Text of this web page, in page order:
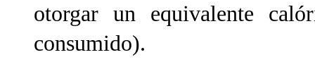
otorgar un equivalente
consumido).